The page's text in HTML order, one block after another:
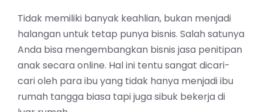
Tidak memiliki banyak keahlian, bukan menjadi
halangan untuk tetap punya bisnis. Salah satunya
Anda bisa mengembangkan bisnis jasa penitipan
anak secara online. Hal ini tentu sangat dicari-
cari oleh para ibu yang tidak hanya menjadi ibu
rumah tangga biasa tapi juga sibuk bekerja di